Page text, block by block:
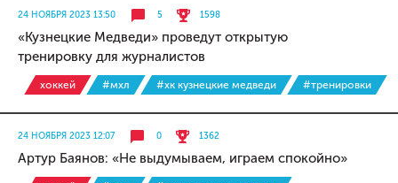
24 НОЯБРЯ 2023 13:50 5 1598
«Кузнецкие Медведи» проведут открытую
тренировку для журналистов
хоккей #мхл #хк кузнецкие медведи #тренировки
24 НОЯБРЯ 2023 12:07 0 1362
Артур Баянов: «Не выдумываем, играем спокойно»